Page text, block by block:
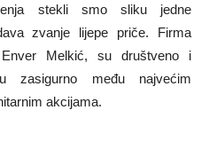
stekli smo sliku jedne
zvanje lijepe priče. Firma
Melkić, su društveno i
zasigurno među najvećim
akcijama.